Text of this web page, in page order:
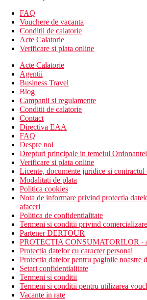
Camera dubla Deluxe cu pat dublu
mare
Camera dubla Deluxe, terasa:
Camera dubla Confort: spatioasa,
usa
Apartament de familie cu terasa:
printr-o usa
Descrierea hotelului
hol de intrare cu receptie
restaurant principal
6 restaurante cu serviciu (francez,
sejurului, altfel contra cost, este
magazin de dulciuri
baruri
bar de zi
Wi-Fi la receptie (gratuit)
camera cu televizorul
sali de conferinte
magazine
coafor
discoteca (la hotelul Fulya)
cinema
bazin de inot
piscina acoperita
parc acvatic (sezlonguri, umbrele
loc de joaca pentru copii, mini
ani)
club pentru adolescenti (pentru
mini gradina zoologica
FAQ
Vouchere de vacanta
Conditii de calatorie
Acte Calatorie
Verificare si plata online
Acte Calatorie
Agentii
Business Travel
Blog
Campanii si regulamente
Conditii de calatorie
Contact
Directiva EAA
FAQ
Despre noi
Drepturi principale in temeiul
Verificare si plata online
Licente, documente juridice si contractul
Modalitati de plata
Politica cookies
Nota de informare privind protectia
afaceri
Politica de confidentialitate
Termeni si conditii privind
Partener DERTOUR
PROTECTIA CONSUMATORILOR -
Protectia datelor cu caracter personal
Protectia datelor pentru paginile noastre
Setari confidentialitate
Termeni si conditii
Termeni si conditii pentru utilizarea
Vacante in rate